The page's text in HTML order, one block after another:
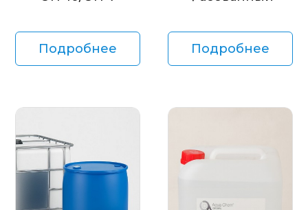
Подробнее Подробнее